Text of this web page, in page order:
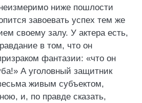
ниже пошлости
завоевать успех тем же
своему залу. У актера есть,
в том, что он
фантазии: «что он
А уголовный защитник
живым субъектом,
и, по правде сказать,